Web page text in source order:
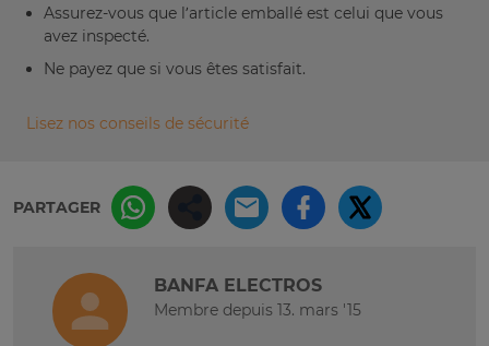
Assurez-vous que l’article emballé est celui que vous
avez inspecté.
Ne payez que si vous êtes satisfait.
Lisez nos conseils de sécurité
PARTAGER
BANFA ELECTROS
Membre depuis 13. mars '15